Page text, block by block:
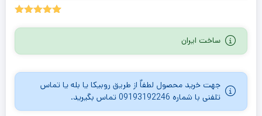
5.00
از 5
ساخت ایران
جهت خرید محصول لطفاٌ از طریق روبیکا یا بله یا تماس
تلفنی با شماره 09193192246 تماس بگیرید.